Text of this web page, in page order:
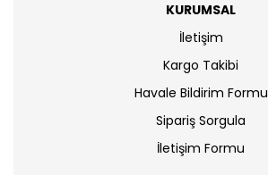
KURUMSAL
İletişim
Kargo Takibi
Havale Bildirim Formu
Sipariş Sorgula
İletişim Formu